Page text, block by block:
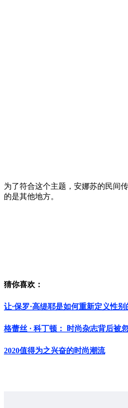
为了符合这个主题，安娜苏的民间
的是其他地方。
猜你喜欢：
让·保罗·高缇耶是如何重新定义性别
格蕾丝 · 科丁顿： 时尚杂志背后被
2020值得为之兴奋的时尚潮流